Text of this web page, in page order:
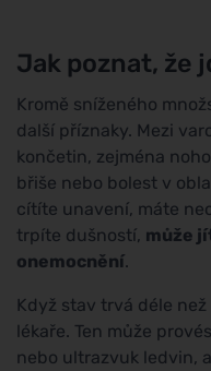
Jak poznat, že
Kromě sníženého
další příznaky. Mezi
končetin, zejména
břiše nebo bolest v
cítíte unavení, máte
trpíte dušností, může
onemocnění.
Když stav trvá déle
lékaře. Ten může
nebo ultrazvuk ledvin,